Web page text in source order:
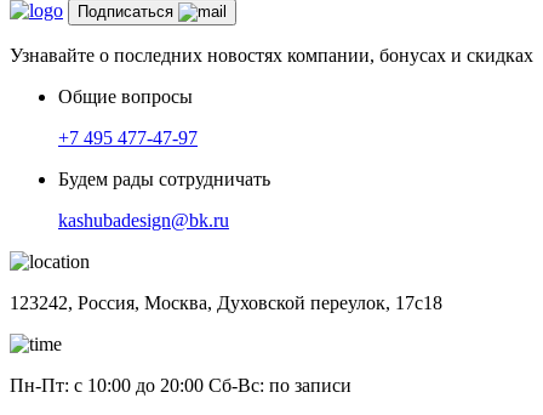
Подписаться
Узнавайте о последних новостях компании, бонусах и скидках
Общие вопросы
+7 495 477-47-97
Будем рады сотрудничать
kashubadesign@bk.ru
123242, Россия, Москва, Духовской переулок, 17с18
Пн-Пт: с 10:00 до 20:00 Сб-Вс: по записи